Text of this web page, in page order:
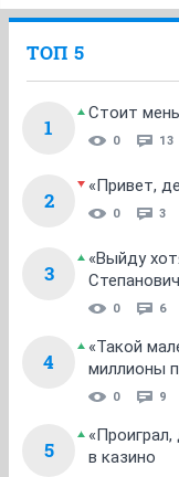
ТОП 5
1
Стоит
0 13
2
«Привет,
0 3
3
«Выйду
0 6
4
«Такой
миллионы
0 9
5
в казино